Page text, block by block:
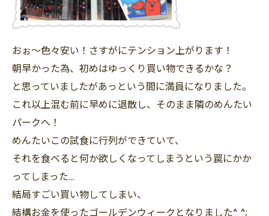
おぉ～色々安い！さすがにテンション上がります！
朝早かった為、初めはゆっくり買い物できるかな？
と思っていましたがあっという間に満員になりました。
これ以上混む前に早めに退散し、そのまま隣のめんたい
パークへ！
めんたいこの試食に行列ができていて、
それを食べると何か欲しくなってしまうという罠にかか
ってしまった…
結局すごい買い物してしまい、
結構お金を使ったゴールデンウィークとなりました^_^;